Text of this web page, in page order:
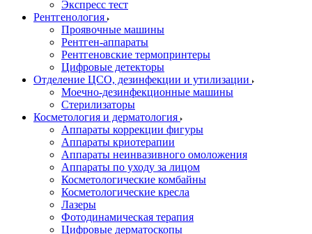
Экспресс тест
Рентгенология
Проявочные машины
Рентген-аппараты
Рентгеновские термопринтеры
Цифровые детекторы
Отделение ЦСО, дезинфекции и утилизации
Моечно-дезинфекционные машины
Стерилизаторы
Косметология и дерматология
Аппараты коррекции фигуры
Аппараты криотерапии
Аппараты неинвазивного омоложения
Аппараты по уходу за лицом
Косметологические комбайны
Косметологические кресла
Лазеры
Фотодинамическая терапия
Цифровые дерматоскопы